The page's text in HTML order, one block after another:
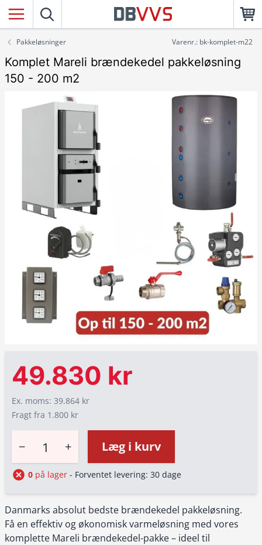
Pakkeløsninger Varenr.: bk-komplet-m22
Komplet Mareli brændekedel pakkeløsning
150 - 200 m2
Danmarks absolut bedste brændekedel pakkeløsning.
Få en effektiv og økonomisk varmeløsning med vores
komplette Mareli brændekedel-pakke – ideel til
49.830 kr
Ex. moms: 39.864 kr
Fragt fra 1.800 kr
− + Læg i kurv
0 på lager - Forventet levering: 30 dage